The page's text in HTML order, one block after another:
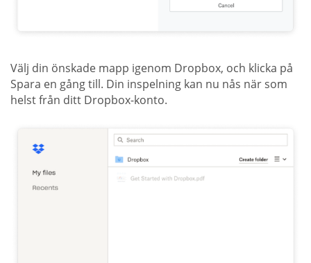
Välj din önskade mapp igenom Dropbox, och klicka på
Spara en gång till. Din inspelning kan nu nås när som
helst från ditt Dropbox-konto.